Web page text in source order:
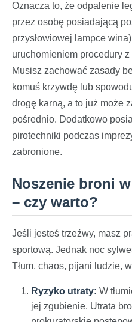
Oznacza to, że odpalenie
przez osobę posiadającą
przysłowiowej lampce
uruchomieniem procedury
Musisz zachować zasady
komuś krzywdę lub
drogę karną, a to już może
pośrednio. Dodatkowo
pirotechniki podczas
zabronione.
Noszenie broni
– czy warto?
Jeśli jesteś trzeźwy, masz
sportową. Jednak noc
Tłum, chaos, pijani ludzie,
Ryzyko utraty: W
jej zgubienie. Utrata